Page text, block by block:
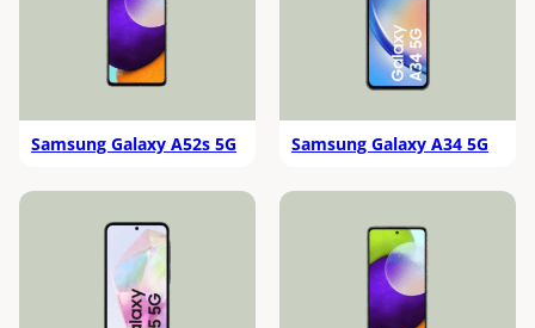
Samsung Galaxy A52s 5G Samsung Galaxy A34 5G